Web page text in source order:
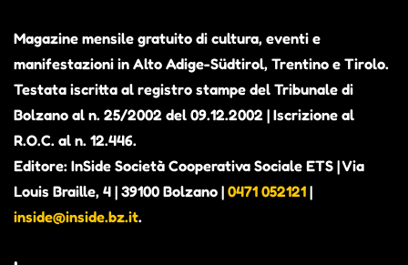
Magazine mensile gratuito di cultura, eventi e
manifestazioni in Alto Adige-Südtirol, Trentino e Tirolo.
Testata iscritta al registro stampe del Tribunale di
Bolzano al n. 25/2002 del 09.12.2002 | Iscrizione al
R.O.C. al n. 12.446.
Editore: InSide Società Cooperativa Sociale ETS | Via
Louis Braille, 4 | 39100 Bolzano | 0471 052121 |
inside@inside.bz.it.